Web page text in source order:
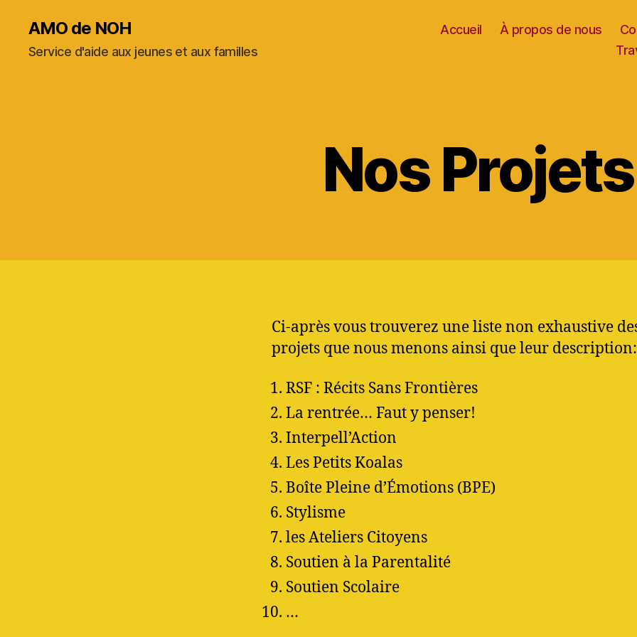
AMO de NOH
Service d'aide aux jeunes et aux familles
Accueil À propos de nous
Nos Projets
Ci-après vous trouverez une liste non exhaustive
projets que nous menons ainsi que leur description:
RSF : Récits Sans Frontières
La rentrée… Faut y penser!
Interpell’Action
Les Petits Koalas
Boîte Pleine d’Émotions (BPE)
Stylisme
les Ateliers Citoyens
Soutien à la Parentalité
Soutien Scolaire
…